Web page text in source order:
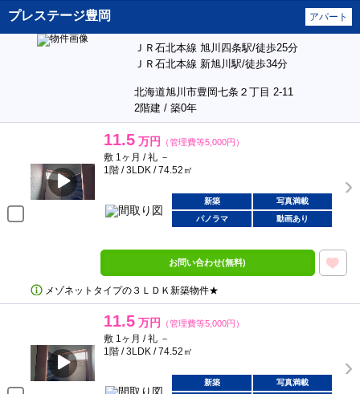
プレステージ豊岡 アパート
ＪＲ石北本線 旭川四条駅/徒歩25分
ＪＲ石北本線 新旭川駅/徒歩34分
北海道旭川市豊岡七条２丁目 2-11
2階建 / 築0年
11.5 万円 （管理費等5,000円）
敷 1ヶ月 / 礼 －
1階 / 3LDK / 74.52㎡
新築
写真満載
パノラマ
動画あり
お問い合わせ(無料)
メゾネットタイプの３ＬＤＫ新築物件★
11.5 万円 （管理費等5,000円）
敷 1ヶ月 / 礼 －
1階 / 3LDK / 74.52㎡
新築
写真満載